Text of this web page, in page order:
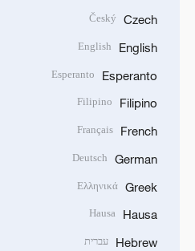
Czech
Český
English
English
Esperanto
Esperanto
Filipino
Filipino
French
Français
German
Deutsch
Greek
Ελληνικά
Hausa
Hausa
Hebrew עברית